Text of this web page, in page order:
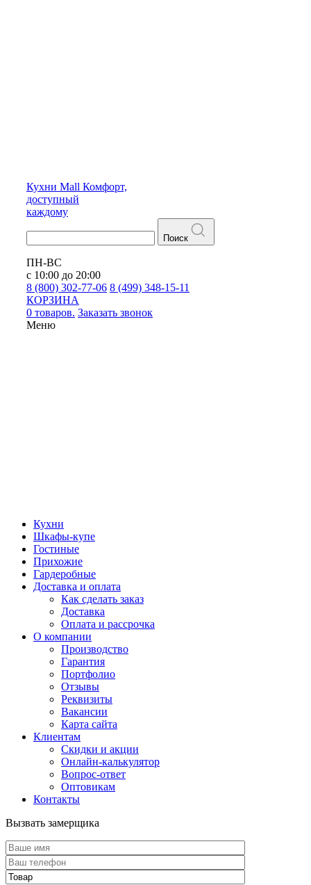
Кухни Mall Комфорт,
доступный
каждому
Поиск
ПН-ВС
с 10:00 до 20:00
8 (800) 302-77-06 8 (499) 348-15-11
КОРЗИНА
0 товаров. Заказать звонок
Меню
Кухни
Шкафы-купе
Гостиные
Прихожие
Гардеробные
Доставка и оплата
Как сделать заказ
Доставка
Оплата и рассрочка
О компании
Производство
Гарантия
Портфолио
Отзывы
Реквизиты
Вакансии
Карта сайта
Клиентам
Скидки и акции
Онлайн-калькулятор
Вопрос-ответ
Оптовикам
Контакты
Вызвать замерщика